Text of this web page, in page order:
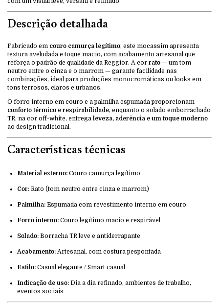
Descrição detalhada
Fabricado em couro camurça legítimo, este mocassim apresenta
textura aveludada e toque macio, com acabamento artesanal que
reforça o padrão de qualidade da Reggior. A cor rato — um tom
neutro entre o cinza e o marrom — garante facilidade nas
combinações, ideal para produções monocromáticas ou looks em
tons terrosos, claros e urbanos.
O forro interno em couro e a palmilha espumada proporcionam
conforto térmico e respirabilidade, enquanto o solado emborrachado
TR, na cor off-white, entrega leveza, aderência e um toque moderno
ao design tradicional.
Características técnicas
Material externo: Couro camurça legítimo
Cor: Rato (tom neutro entre cinza e marrom)
Palmilha: Espumada com revestimento interno em couro
Forro interno: Couro legítimo macio e respirável
Solado: Borracha TR leve e antiderrapante
Acabamento: Artesanal, com costura pespontada
Estilo: Casual elegante / Smart casual
Indicação de uso: Dia a dia refinado, ambientes de trabalho,
eventos sociais